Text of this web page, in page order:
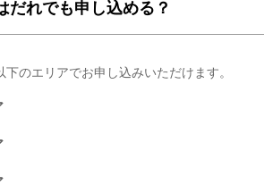
だれでも申し込める？
下のエリアでお申し込みいただけます。